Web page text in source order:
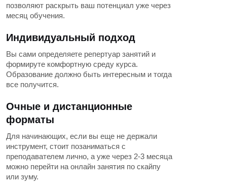
позволяют раскрыть ваш потенциал уже через
месяц обучения.
Индивидуальный подход
Вы сами определяете репертуар занятий и
формируте комфортную среду курса.
Образование должно быть интересным и тогда
все получится.
Очные и дистанционные
форматы
Для начинающих, если вы еще не держали
инструмент, стоит позаниматься с
преподавателем лично, а уже через 2-3 месяца
можно перейти на онлайн занятия по скайпу
или зуму.